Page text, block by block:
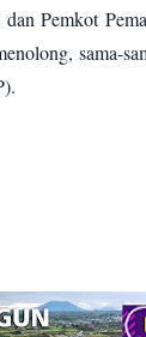
Pemkot
sama-